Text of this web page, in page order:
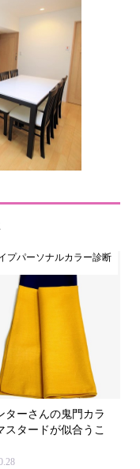
プパーソナルカラー診断
ターさんの鬼門カラ
スタードが似合うこ